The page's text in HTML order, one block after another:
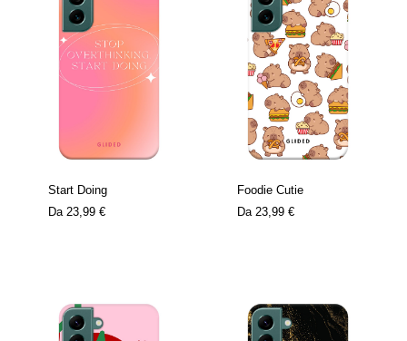
Start Doing
Da 23,99 €
Foodie Cutie
Da 23,99 €